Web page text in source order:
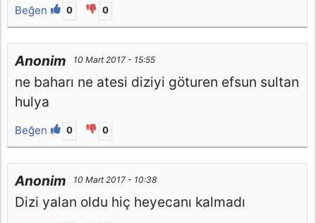
Beğen 0 0
Anonim 10 Mart 2017 - 15:55
ne baharı ne atesi diziyi göturen efsun sultan
hulya
Beğen 0 0
Anonim 10 Mart 2017 - 10:38
Dizi yalan oldu hiç heyecanı kalmadı